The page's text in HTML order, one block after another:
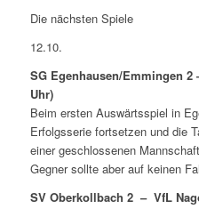
Die nächsten Spiele
12.10.
SG Egenhausen/Emmingen 2
Uhr)
Beim ersten Auswärtsspiel in
Erfolgsserie fortsetzen und die
einer geschlossenen
Gegner sollte aber auf keinen
SV Oberkollbach 2 – VfL